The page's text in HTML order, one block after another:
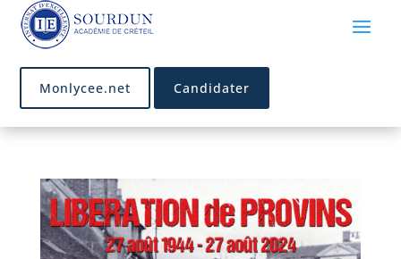
Candidater
Monlycee.net